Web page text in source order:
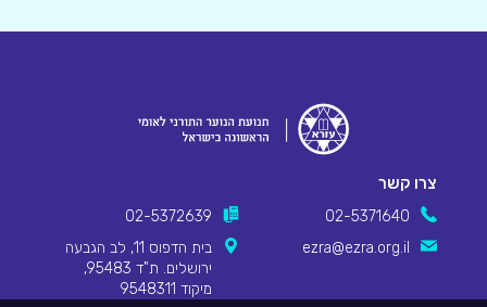
צרו קשר
02-5371640
02-5372639
ezra@ezra.org.il
בית הדפוס 11, לב הגבעה
ירושלים. ת"ד 95483,
מיקוד 9548311